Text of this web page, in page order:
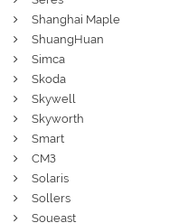
Shanghai Maple
ShuangHuan
Simca
Skoda
Skywell
Skyworth
Smart
СМЗ
Solaris
Sollers
Soueast